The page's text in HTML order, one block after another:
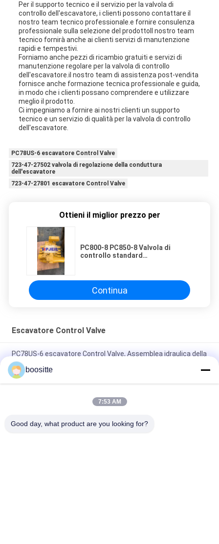
Per il supporto tecnico e il servizio per la valvola di
controllo dell'escavatore, i clienti possono contattare il
nostro team tecnico professionale.e fornire consulenza
professionale sulla selezione del prodottoIl nostro team
tecnico fornirà anche ai clienti servizi di manutenzione
rapidi e tempestivi.
Forniamo anche pezzi di ricambio gratuiti e servizi di
manutenzione regolare per la valvola di controllo
dell'escavatore.il nostro team di assistenza post-vendita
fornisce anche formazione tecnica professionale e guida,
in modo che i clienti possano comprendere e utilizzare
meglio il prodotto.
Ci impegniamo a fornire ai nostri clienti un supporto
tecnico e un servizio di qualità per la valvola di controllo
dell'escavatore.
PC78US-6 escavatore Control Valve
723-47-27502 valvola di regolazione della conduttura
dell'escavatore
723-47-27801 escavatore Control Valve
Ottieni il miglior prezzo per
PC800-8 PC850-8 Valvola di
controllo standard
precisione
Continua
Escavatore Control Valve
PC78US-6 escavatore Control Valve, Assemblea idraulica della
valvola di regolazione di PC78-5 PC60-7
Escavatore Control Valve 31N6-19110 31N6-10110 di Hyundai
KMX15RB KMX13RB
boositte
7:53 AM
Good day, what product are you looking for?